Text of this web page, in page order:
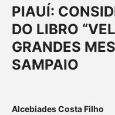
PIAUÍ:
DO LIBRO
GRANDES
SAMPAIO
Alcebiades Costa Filho